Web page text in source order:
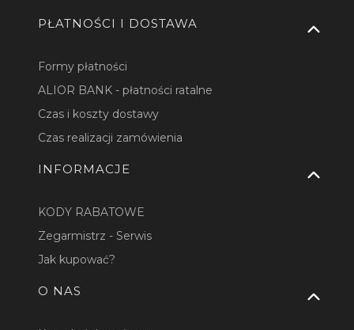
PŁATNOŚCI I DOSTAWA
Formy płatności
ALIOR BANK - płatności ratalne
Czas i koszty dostawy
Czas realizacji zamówienia
INFORMACJE
KODY RABATOWE
Zegarmistrz - Serwis
Jak kupować?
O NAS